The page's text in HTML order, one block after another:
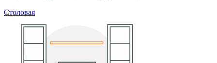
Столовая